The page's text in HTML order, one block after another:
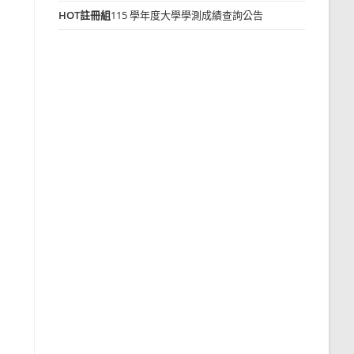
HOT註冊組115 學年度大學學測成績查詢公告